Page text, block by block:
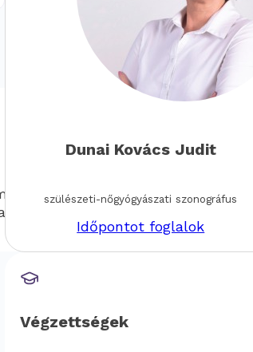
megelőzhetővé váljanak a
héten és a 30. héten.
Dunai Kovács Judit
szülészeti-nőgyógyászati szonográfus
Időpontot foglalok
Végzettségek